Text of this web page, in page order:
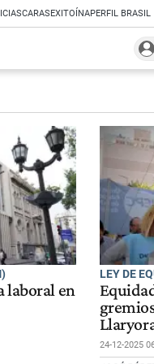
CARASEXITOÍNAPERFIL BRASIL
laboral en
LEY DE
24-12-2025